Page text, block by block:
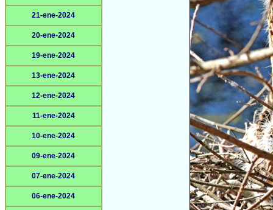
21-ene-2024
20-ene-2024
19-ene-2024
13-ene-2024
12-ene-2024
11-ene-2024
10-ene-2024
09-ene-2024
07-ene-2024
06-ene-2024